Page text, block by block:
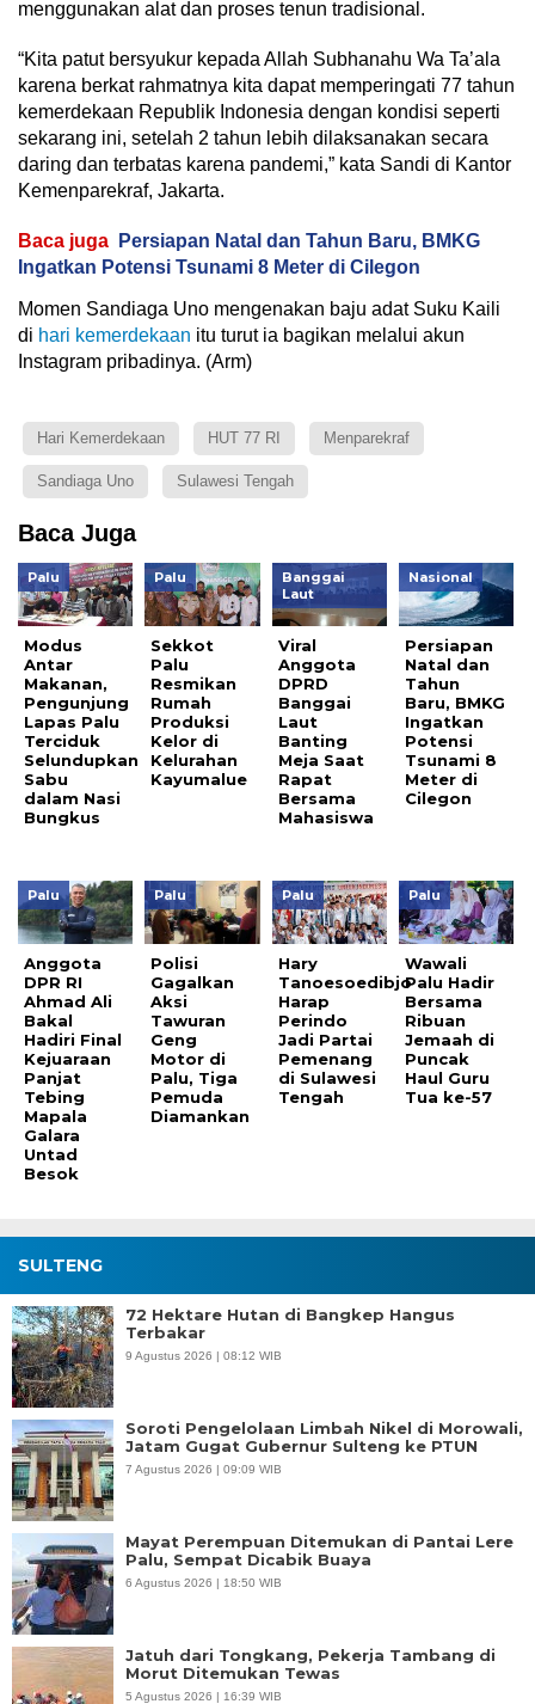
menggunakan alat dan proses tenun tradisional.
“Kita patut bersyukur kepada Allah Subhanahu Wa Ta’ala
karena berkat rahmatnya kita dapat memperingati 77 tahun
kemerdekaan Republik Indonesia dengan kondisi seperti
sekarang ini, setelah 2 tahun lebih dilaksanakan secara
daring dan terbatas karena pandemi,” kata Sandi di Kantor
Kemenparekraf, Jakarta.
Baca juga
Persiapan Natal dan Tahun Baru, BMKG
Ingatkan Potensi Tsunami 8 Meter di Cilegon
Momen Sandiaga Uno mengenakan baju adat Suku Kaili
di hari kemerdekaan itu turut ia bagikan melalui akun
Instagram pribadinya. (Arm)
Hari Kemerdekaan HUT 77 RI Menparekraf
Sandiaga Uno Sulawesi Tengah
Baca Juga
Palu
Modus
Antar
Makanan,
Pengunjung
Lapas Palu
Terciduk
Selundupkan
Sabu
dalam Nasi
Bungkus
Palu
Sekkot
Palu
Resmikan
Rumah
Produksi
Kelor di
Kelurahan
Kayumalue
Banggai
Laut
Viral
Anggota
DPRD
Banggai
Laut
Banting
Meja Saat
Rapat
Bersama
Mahasiswa
Nasional
Persiapan
Natal dan
Tahun
Baru, BMKG
Ingatkan
Potensi
Tsunami 8
Meter di
Cilegon
Palu
Anggota
DPR RI
Ahmad Ali
Bakal
Hadiri Final
Kejuaraan
Panjat
Tebing
Mapala
Galara
Untad
Besok
Palu
Polisi
Gagalkan
Aksi
Tawuran
Geng
Motor di
Palu, Tiga
Pemuda
Diamankan
Palu
Hary
Tanoesoedibjo
Harap
Perindo
Jadi Partai
Pemenang
di Sulawesi
Tengah
Palu
Wawali
Palu Hadir
Bersama
Ribuan
Jemaah di
Puncak
Haul Guru
Tua ke-57
SULTENG
72 Hektare Hutan di Bangkep Hangus
Terbakar
9 Agustus 2026 | 08:12 WIB
Soroti Pengelolaan Limbah Nikel di Morowali,
Jatam Gugat Gubernur Sulteng ke PTUN
7 Agustus 2026 | 09:09 WIB
Mayat Perempuan Ditemukan di Pantai Lere
Palu, Sempat Dicabik Buaya
6 Agustus 2026 | 18:50 WIB
Jatuh dari Tongkang, Pekerja Tambang di
Morut Ditemukan Tewas
5 Agustus 2026 | 16:39 WIB